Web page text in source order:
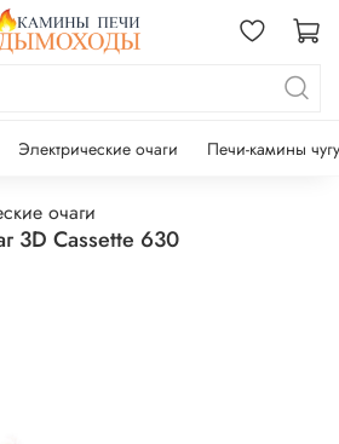
Электрические очаги Печи-камины
очаги
3D Cassette 630